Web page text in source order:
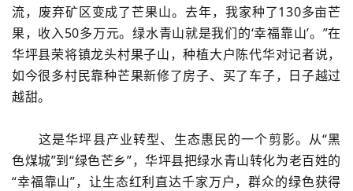
流，废弃矿区变成了芒果山。去年，我家种了130多亩芒
果，收入50多万元。绿水青山就是我们的‘幸福靠山’。”在
华坪县荣将镇龙头村果子山，种植大户陈代华对记者说，
如今很多村民靠种芒果新修了房子、买了车子，日子越过
越甜。
这是华坪县产业转型、生态惠民的一个剪影。从“黑
色煤城”到“绿色芒乡”，华坪县把绿水青山转化为老百姓的
“幸福靠山”，让生态红利直达千家万户，群众的绿色获得